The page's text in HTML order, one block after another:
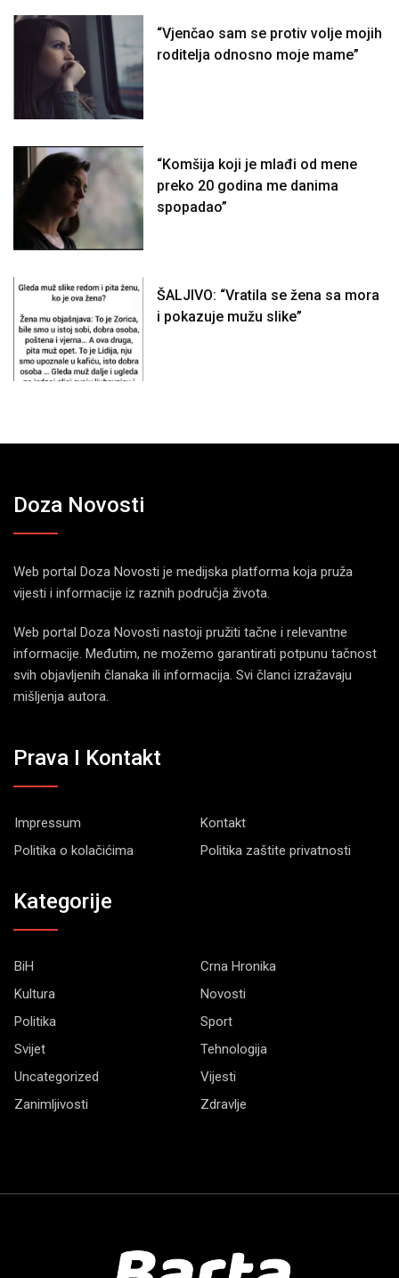
“Vjenčao sam se protiv volje mojih
roditelja odnosno moje mame”
“Komšija koji je mlađi od mene
preko 20 godina me danima
spopadao”
ŠALJIVO: “Vratila se žena sa mora
i pokazuje mužu slike”
Doza Novosti
Web portal Doza Novosti je medijska platforma koja pruža
vijesti i informacije iz raznih područja života.
Web portal Doza Novosti nastoji pružiti tačne i relevantne
informacije. Međutim, ne možemo garantirati potpunu tačnost
svih objavljenih članaka ili informacija. Svi članci izražavaju
mišljenja autora.
Prava I Kontakt
Impressum
Kontakt
Politika o kolačićima
Politika zaštite privatnosti
Kategorije
BiH
Crna Hronika
Kultura
Novosti
Politika
Sport
Svijet
Tehnologija
Uncategorized
Vijesti
Zanimljivosti
Zdravlje